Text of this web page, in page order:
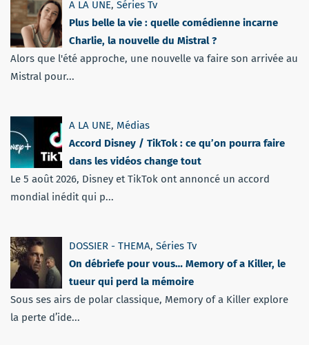
A LA UNE, Séries Tv
Plus belle la vie : quelle comédienne incarne
Charlie, la nouvelle du Mistral ?
Alors que l'été approche, une nouvelle va faire son arrivée au
Mistral pour...
A LA UNE, Médias
Accord Disney / TikTok : ce qu’on pourra faire
dans les vidéos change tout
Le 5 août 2026, Disney et TikTok ont annoncé un accord
mondial inédit qui p...
DOSSIER - THEMA, Séries Tv
On débriefe pour vous… Memory of a Killer, le
tueur qui perd la mémoire
Sous ses airs de polar classique, Memory of a Killer explore
la perte d’ide...